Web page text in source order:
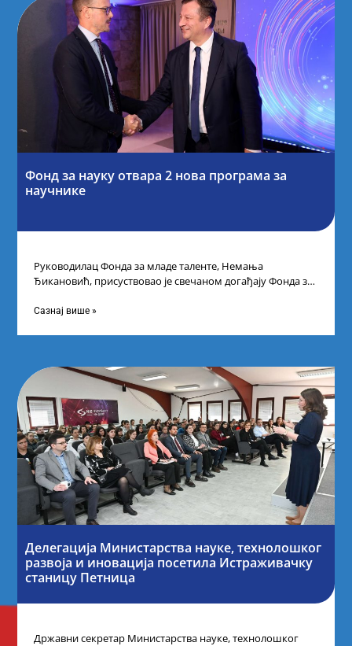
Фонд за науку отвара 2 нова програма за
научнике
Руководилац Фонда за младе таленте, Немања
Ђикановић, присуствовао је свечаном догађају Фонда за
Сазнај више »
Делегација Министарства науке, технолошког
развоја и иновација посетила Истраживачку
станицу Петница
Државни секретар Министарства науке, технолошког